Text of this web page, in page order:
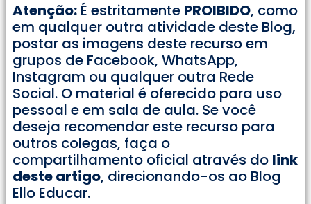
Atenção: É estritamente PROIBIDO, como
em qualquer outra atividade deste Blog,
postar as imagens deste recurso em
grupos de Facebook, WhatsApp,
Instagram ou qualquer outra Rede
Social. O material é oferecido para uso
pessoal e em sala de aula. Se você
deseja recomendar este recurso para
outros colegas, faça o
compartilhamento oficial através do link
deste artigo, direcionando-os ao Blog
Ello Educar.